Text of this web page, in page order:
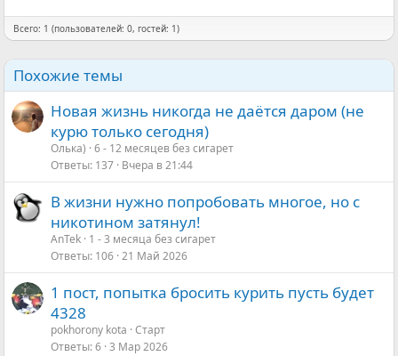
Всего: 1 (пользователей: 0, гостей: 1)
Похожие темы
Новая жизнь никогда не даётся даром (не
курю только сегодня)
Олька) 6 - 12 месяцев без сигарет
Ответы 137 Вчера в 21:44
В жизни нужно попробовать многое, но с
никотином затянул!
AnTek 1 - 3 месяца без сигарет
Ответы 106 21 Май 2026
1 пост, попытка бросить курить пусть будет
4328
pokhorony kota Старт
Ответы 6 3 Мар 2026